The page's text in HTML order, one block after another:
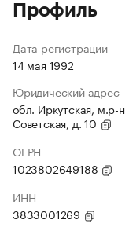
Профиль
Дата регистрации
14 мая 1992
Юридический адрес
обл. Иркутская, м.р-
Советская, д. 10
ОГРН
1023802649188
ИНН
3833001269